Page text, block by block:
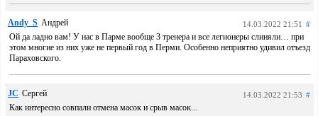
Andy_S Андрей 14.03.2022 21:51 #
Ой да ладно вам! У нас в Парме вообще 3 тренера и все легионеры слиняли… при
этом многие из них уже не первый год в Перми. Особенно неприятно удивил отъезд
Параховского.
JC Сергей 14.03.2022 21:53 #
Как интересно совпали отмена масок и срыв масок...